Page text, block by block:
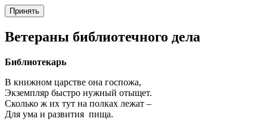
Принять
Ветераны библиотечного дела
Библиотекарь
В книжном царстве она госпожа,
Экземпляр быстро нужный отыщет.
Сколько ж их тут на полках лежат –
Для ума и развития пища.